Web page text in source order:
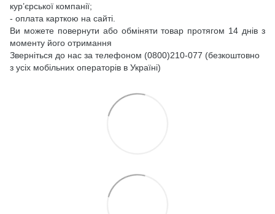
кур’єрської компанії;
- оплата карткою на сайті.
Ви можете повернути або обміняти товар протягом 14 днів з
моменту його отримання
Зверніться до нас за телефоном (0800)210-077 (безкоштовно
з усіх мобільних операторів в Україні)